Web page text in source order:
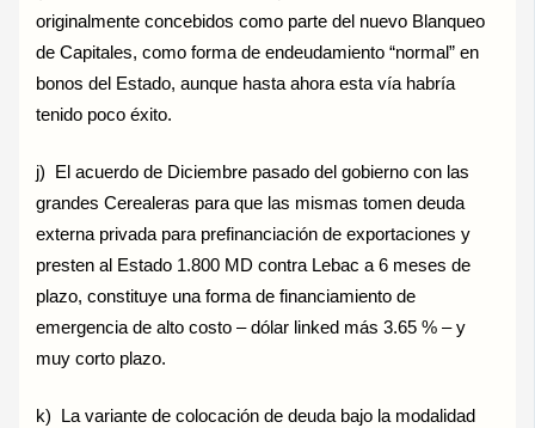
originalmente concebidos como parte del nuevo Blanqueo
de Capitales, como forma de endeudamiento “normal” en
bonos del Estado, aunque hasta ahora esta vía habría
tenido poco éxito.
j) El acuerdo de Diciembre pasado del gobierno con las
grandes Cerealeras para que las mismas tomen deuda
externa privada para prefinanciación de exportaciones y
presten al Estado 1.800 MD contra Lebac a 6 meses de
plazo, constituye una forma de financiamiento de
emergencia de alto costo – dólar linked más 3.65 % – y
muy corto plazo.
k) La variante de colocación de deuda bajo la modalidad